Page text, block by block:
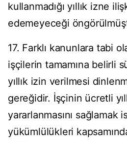
kullanmadığı yıllık izne
edemeyeceği
17. Farklı kanunlara tabi
işçilerin tamamına belirli
yıllık izin verilmesi
gereğidir. İşçinin ücretli
yararlanmasını sağlamak
yükümlülükleri